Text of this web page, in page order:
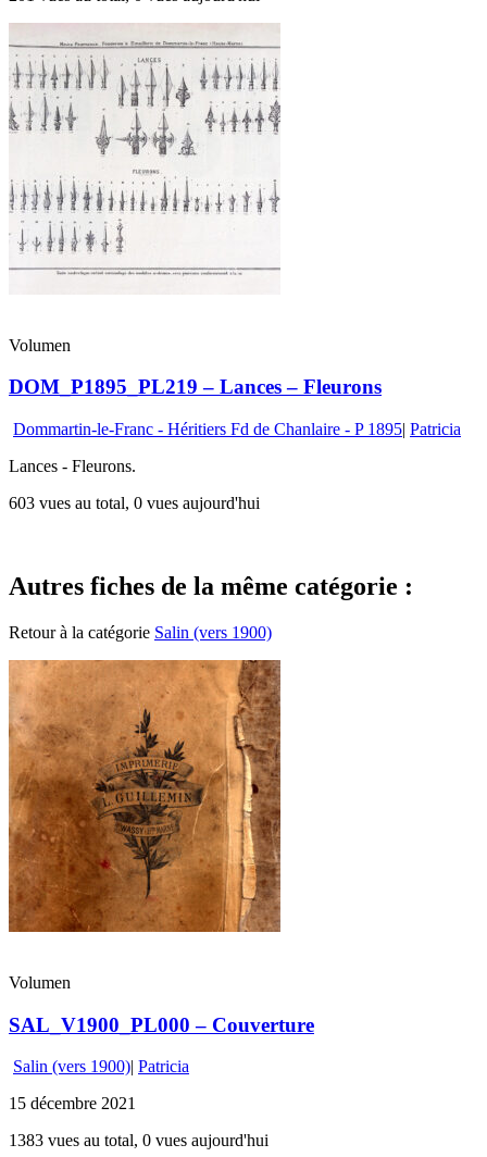
Volumen
DOM_P1895_PL219 – Lances – Fleurons
Dommartin-le-Franc - Héritiers Fd de Chanlaire - P 1895| Patricia
Lances - Fleurons.
603 vues au total, 0 vues aujourd'hui
Autres fiches de la même catégorie :
Retour à la catégorie Salin (vers 1900)
Volumen
SAL_V1900_PL000 – Couverture
Salin (vers 1900)| Patricia
15 décembre 2021
1383 vues au total, 0 vues aujourd'hui